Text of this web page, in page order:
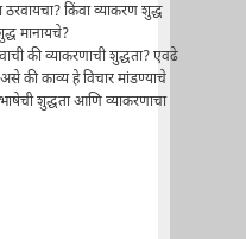
किंवा व्याकरण शुद्ध
मानायचे?
की व्याकरणाची शुद्धता? एवढे
असे की काव्य हे विचार मांडण्याचे
शुद्धता आणि व्याकरणाचा